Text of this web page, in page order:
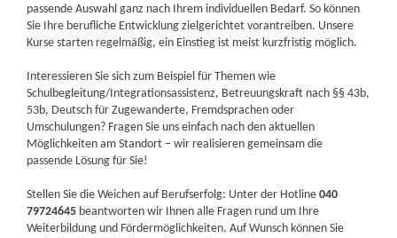
passende Auswahl ganz nach Ihrem individuellen Bedarf. So können
Sie Ihre berufliche Entwicklung zielgerichtet vorantreiben. Unsere
Kurse starten regelmäßig, ein Einstieg ist meist kurzfristig möglich.
Interessieren Sie sich zum Beispiel für Themen wie
Schulbegleitung/Integrationsassistenz, Betreuungskraft nach §§ 43b,
53b, Deutsch für Zugewanderte, Fremdsprachen oder
Umschulungen? Fragen Sie uns einfach nach den aktuellen
Möglichkeiten am Standort – wir realisieren gemeinsam die
passende Lösung für Sie!
Stellen Sie die Weichen auf Berufserfolg: Unter der Hotline040
79724645 beantworten wir Ihnen alle Fragen rund um Ihre
Weiterbildung und Fördermöglichkeiten. Auf Wunsch können Sie